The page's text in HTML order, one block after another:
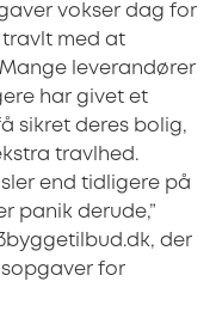
vokser dag for
med at
leverandører
har givet et
sikret deres bolig,
travlhed.
end tidligere på
panik derude,”
der
for